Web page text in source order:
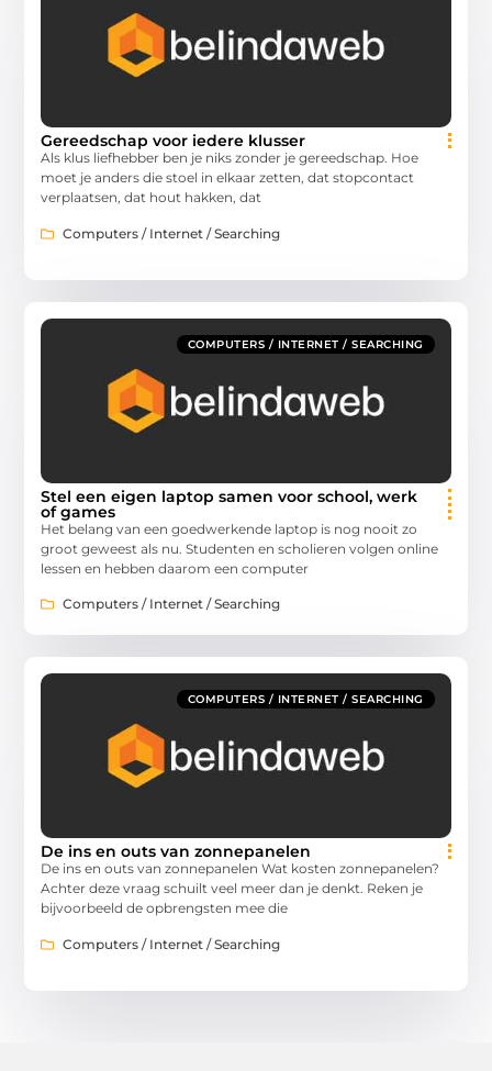
Gereedschap voor iedere klusser
Als klus liefhebber ben je niks zonder je gereedschap. Hoe
moet je anders die stoel in elkaar zetten, dat stopcontact
verplaatsen, dat hout hakken, dat
Computers / Internet / Searching
COMPUTERS / INTERNET / SEARCHING
Stel een eigen laptop samen voor school, werk
of games
Het belang van een goedwerkende laptop is nog nooit zo
groot geweest als nu. Studenten en scholieren volgen online
lessen en hebben daarom een computer
Computers / Internet / Searching
COMPUTERS / INTERNET / SEARCHING
De ins en outs van zonnepanelen
De ins en outs van zonnepanelen Wat kosten zonnepanelen?
Achter deze vraag schuilt veel meer dan je denkt. Reken je
bijvoorbeeld de opbrengsten mee die
Computers / Internet / Searching